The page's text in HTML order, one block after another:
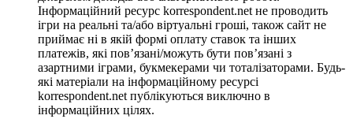
Інформаційний ресурс korrespondent.net не проводить
ігри на реальні та/або віртуальні гроші, також сайт не
приймає ні в якій формі оплату ставок та інших
платежів, які пов’язані/можуть бути пов’язані з
азартними іграми, букмекерами чи тоталізаторами. Будь-
які матеріали на інформаційному ресурсі
korrespondent.net публікуються виключно в
інформаційних цілях.